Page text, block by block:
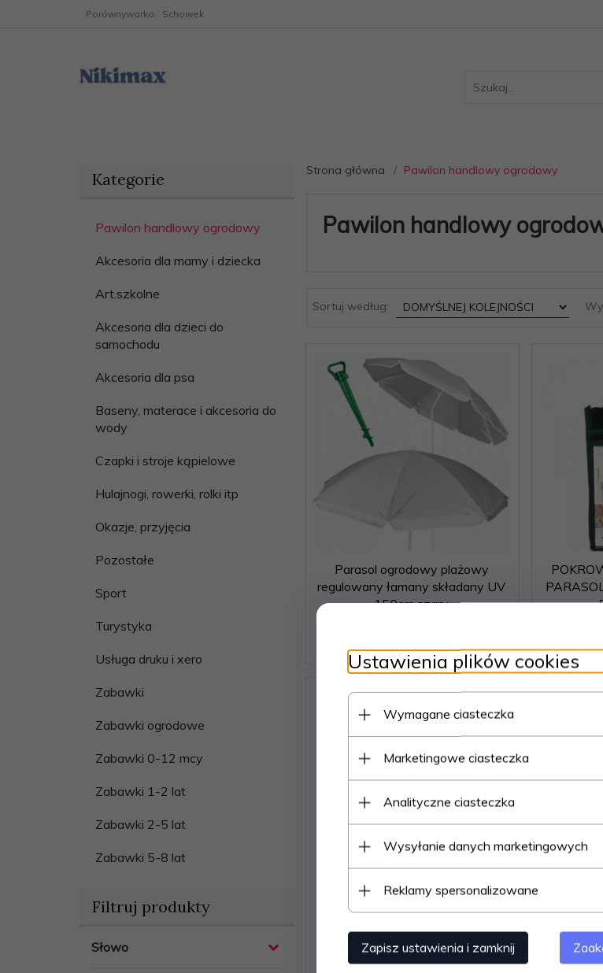
Porównywarka Schowek
Kategorie
Pawilon handlowy ogrodowy
Akcesoria dla mamy i dziecka
Art.szkolne
Akcesoria dla dzieci do
samochodu
Akcesoria dla psa
Baseny, materace i akcesoria do
wody
Czapki i stroje kąpielowe
Hulajnogi, rowerki, rolki itp
Okazje, przyjęcia
Pozostałe
Sport
Turystyka
Usługa druku i xero
Zabawki
Zabawki ogrodowe
Zabawki 0-12 mcy
Zabawki 1-2 lat
Zabawki 2-5 lat
Zabawki 5-8 lat
Filtruj produkty
Słowo
Strona główna Pawilon handlowy ogrodowy
Pawilon handlowy
Sortuj według: sort
Parasol ogrodowy plażowy
regulowany łamany składany UV
150cm szary
Pawilon namiot ogrodowy
2,6m biały
Produkt dostępny!
Ustawienia plików cookies
Wymagane ciasteczka
Marketingowe ciasteczka
Analityczne ciasteczka
Wysyłanie danych marketingowych
Reklamy spersonalizowane
Zapisz ustawienia i zamknij